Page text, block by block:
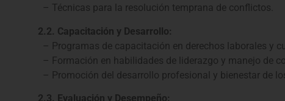
– Técnicas para la resolución temprana de conflictos.
2.2. Capacitación y Desarrollo:
– Programas de capacitación en derechos laborales y
– Formación en habilidades de liderazgo y manejo de
– Promoción del desarrollo profesional y bienestar de
2.3. Evaluación y Desempeño: